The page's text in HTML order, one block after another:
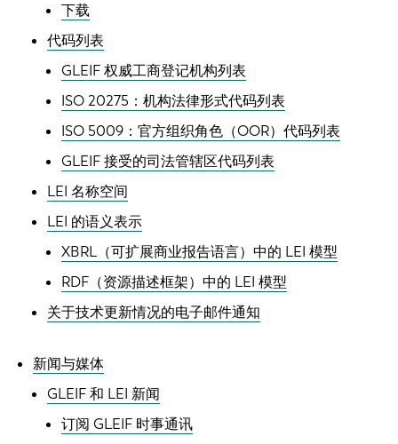
下载
代码列表
GLEIF 权威工商登记机构列表
ISO 20275：机构法律形式代码列表
ISO 5009：官方组织角色（OOR）代码列表
GLEIF 接受的司法管辖区代码列表
LEI 名称空间
LEI 的语义表示
XBRL（可扩展商业报告语言）中的 LEI 模型
RDF（资源描述框架）中的 LEI 模型
关于技术更新情况的电子邮件通知
新闻与媒体
GLEIF 和 LEI 新闻
订阅 GLEIF 时事通讯